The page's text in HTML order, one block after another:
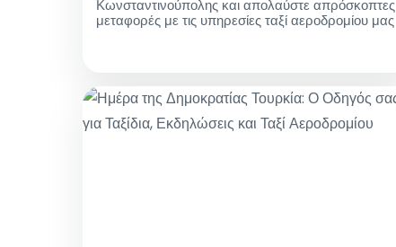
Κωνσταντινούπολης και απολαύστε απρόσκοπτες
μεταφορές με τις υπηρεσίες ταξί αεροδρομίου μας